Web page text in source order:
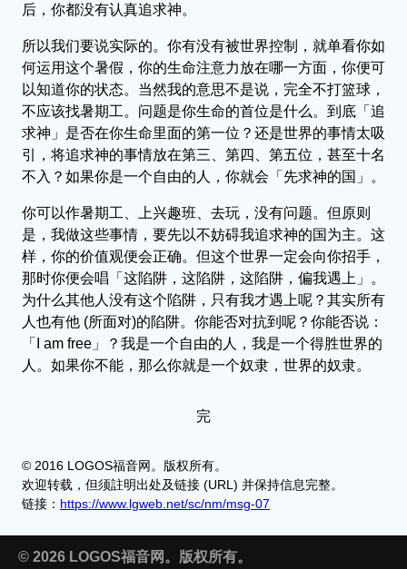
后，你都没有认真追求神。
所以我们要说实际的。你有没有被世界控制，就单看你如
何运用这个暑假，你的生命注意力放在哪一方面，你便可
以知道你的状态。当然我的意思不是说，完全不打篮球，
不应该找暑期工。问题是你生命的首位是什么。到底「追
求神」是否在你生命里面的第一位？还是世界的事情太吸
引，将追求神的事情放在第三、第四、第五位，甚至十名
不入？如果你是一个自由的人，你就会「先求神的国」。
你可以作暑期工、上兴趣班、去玩，没有问题。但原则
是，我做这些事情，要先以不妨碍我追求神的国为主。这
样，你的价值观便会正确。但这个世界一定会向你招手，
那时你便会唱「这陷阱，这陷阱，这陷阱，偏我遇上」。
为什么其他人没有这个陷阱，只有我才遇上呢？其实所有
人也有他 (所面对)的陷阱。你能否对抗到呢？你能否说：
「I am free」？我是一个自由的人，我是一个得胜世界的
人。如果你不能，那么你就是一个奴隶，世界的奴隶。
完
© 2016 LOGOS福音网。版权所有。
欢迎转载，但须註明出处及链接 (URL) 并保持信息完整。
链接： https://www.lgweb.net/sc/nm/msg-07
© 2026 LOGOS福音网。版权所有。